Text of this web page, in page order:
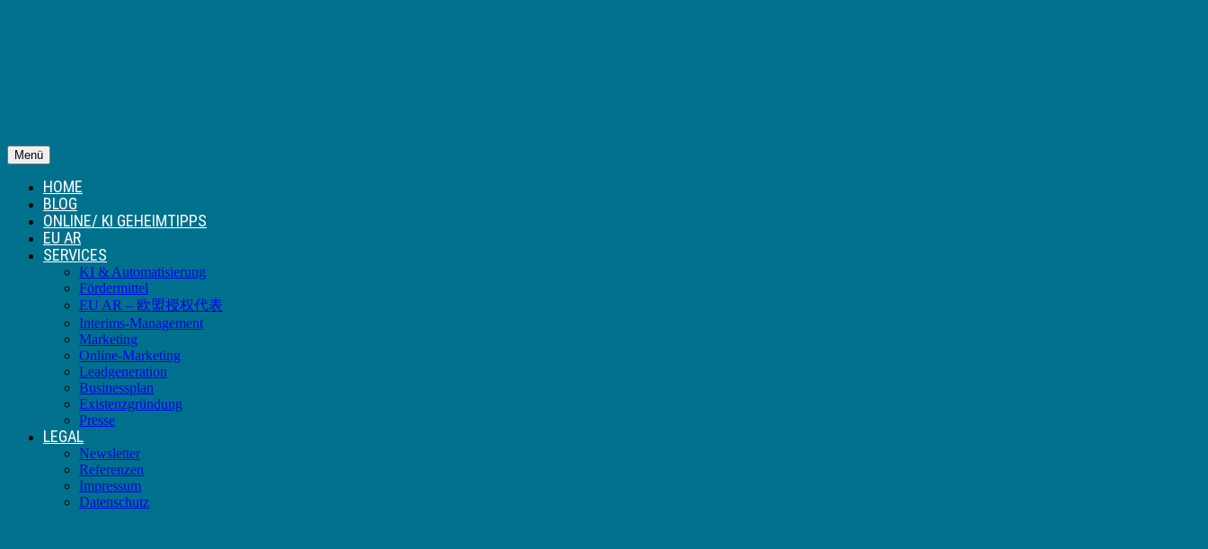
Menü
HOME
BLOG
ONLINE/ KI GEHEIMTIPPS
EU AR
SERVICES
KI & Automatisierung
Fördermittel
EU AR – 欧盟授权代表
Interims-Management
Marketing
Online-Marketing
Leadgeneration
Businessplan
Existenzgründung
Presse
LEGAL
Newsletter
Referenzen
Impressum
Datenschutz